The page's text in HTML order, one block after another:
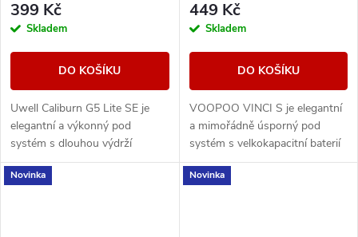
399 Kč
Skladem
DO KOŠÍKU
Uwell Caliburn G5 Lite SE je
elegantní a výkonný pod
systém s dlouhou výdrží
baterie, duální regulací airflow a
technologií PRO-FOCS 4.0 pro
449 Kč
Skladem
DO KOŠÍKU
VOOPOO VINCI S je elegantní
a mimořádně úsporný pod
systém s velkokapacitní baterií
2000 mAh, moderním
designem Luminous Palette a
Novinka Novinka